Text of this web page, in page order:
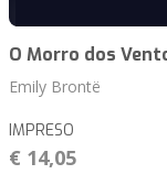
O Morro dos
Emily Brontë
IMPRESO
€ 14,05